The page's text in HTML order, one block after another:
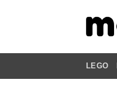
LEGO